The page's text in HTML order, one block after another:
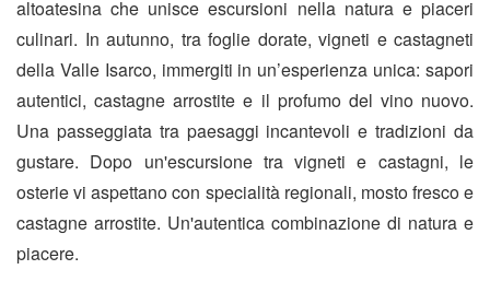
altoatesina che unisce escursioni nella natura e piaceri
culinari. In autunno, tra foglie dorate, vigneti e castagneti
della Valle Isarco, immergiti in un’esperienza unica: sapori
autentici, castagne arrostite e il profumo del vino nuovo.
Una passeggiata tra paesaggi incantevoli e tradizioni da
gustare. Dopo un'escursione tra vigneti e castagni, le
osterie vi aspettano con specialità regionali, mosto fresco e
castagne arrostite. Un'autentica combinazione di natura e
piacere.